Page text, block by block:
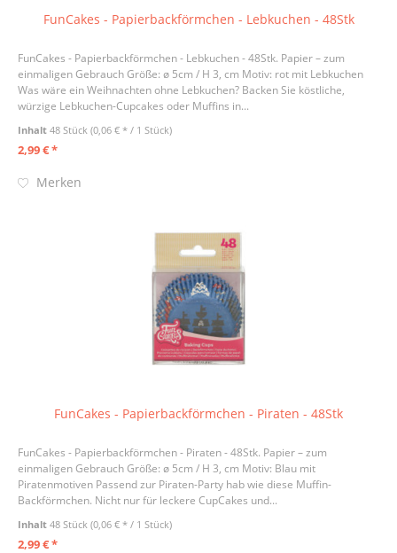
FunCakes - Papierbackförmchen - Lebkuchen - 48Stk
FunCakes - Papierbackförmchen - Lebkuchen - 48Stk. Papier – zum
einmaligen Gebrauch Größe: ø 5cm / H 3, cm Motiv: rot mit Lebkuchen
Was wäre ein Weihnachten ohne Lebkuchen? Backen Sie köstliche,
würzige Lebkuchen-Cupcakes oder Muffins in...
Inhalt48 Stück(0,06 € * / 1 Stück)
2,99 € *
Merken
FunCakes - Papierbackförmchen - Piraten - 48Stk
FunCakes - Papierbackförmchen - Piraten - 48Stk. Papier – zum
einmaligen Gebrauch Größe: ø 5cm / H 3, cm Motiv: Blau mit
Piratenmotiven Passend zur Piraten-Party hab wie diese Muffin-
Backförmchen. Nicht nur für leckere CupCakes und...
Inhalt48 Stück(0,06 € * / 1 Stück)
2,99 € *